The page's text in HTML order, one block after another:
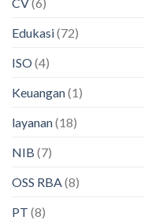
Edukasi(72)
ISO(4)
Keuangan(1)
layanan(18)
NIB (7)
OSS RBA(8)
PT (8)